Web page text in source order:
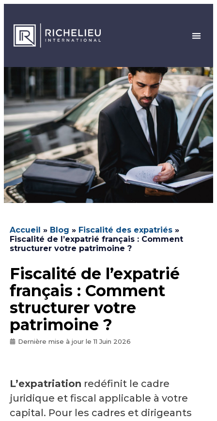
Accueil » Blog » Fiscalité des expatriés »
Fiscalité de l’expatrié français : Comment
structurer votre patrimoine ?
Fiscalité de l’expatrié
français : Comment
structurer votre
patrimoine ?
Dernière mise à jour le11 Juin 2026
L’expatriation redéfinit le cadre
juridique et fiscal applicable à votre
capital. Pour les cadres et dirigeants